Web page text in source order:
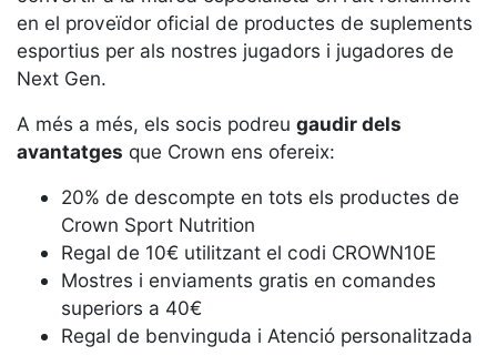
Serveis
Instal·lacions
Preguntes
(FAQs)
Treballa amb
Àrea esportiva
Tennis
Escola de
tennis
en el proveïdor oficial de productes de suplements
esportius per als nostres jugadors i jugadores de
Next Gen.
A més a més, els socis podreu gaudir dels
avantatges que Crown ens ofereix:
20% de descompte en tots els productes de
Crown Sport Nutrition
Regal de 10€ utilitzant el codi CROWN10E
Mostres i enviaments gratis en comandes
superiors a 40€
Regal de benvinguda i Atenció personalitzada